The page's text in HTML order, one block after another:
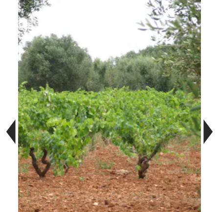
Bildergalerie überspringen